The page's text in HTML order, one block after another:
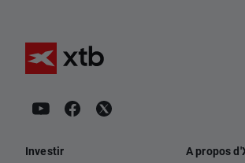
Investir A propos